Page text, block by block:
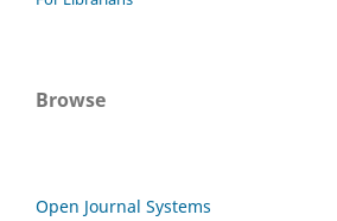
Browse
Open Journal Systems